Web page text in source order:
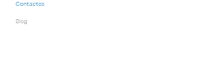
Contactos
Blog